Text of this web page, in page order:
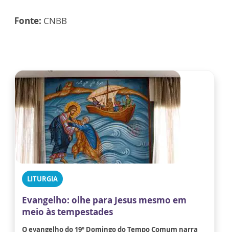
Fonte: CNBB
LITURGIA
Evangelho: olhe para Jesus mesmo em
meio às tempestades
O evangelho do 19º Domingo do Tempo Comum narra